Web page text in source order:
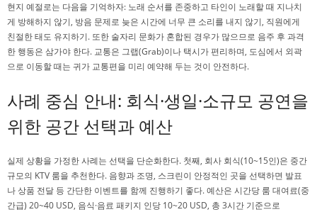
현지 예절로는 다음을 기억하자: 노래 순서를 존중하고 타인이 노래할 때 지나치
게 방해하지 않기, 방음 문제로 늦은 시간에 너무 큰 소리를 내지 않기, 직원에게
친절한 태도 유지하기. 또한 술자리 문화가 혼합된 경우가 많으므로 음주 후 과격
한 행동은 삼가야 한다. 교통은 그랩(Grab)이나 택시가 편리하며, 도심에서 외곽
으로 이동할 때는 귀가 교통편을 미리 예약해 두는 것이 안전하다.
사례 중심 안내: 회식·생일·소규모 공연을
위한 공간 선택과 예산
실제 상황을 가정한 사례는 선택을 단순화한다. 첫째, 회사 회식(10~15인)은 중간
규모의 KTV 룸을 추천한다. 음향과 조명, 스크린이 안정적인 곳을 선택하면 발표
나 상품 전달 등 간단한 이벤트를 함께 진행하기 좋다. 예산은 시간당 룸 대여료(중
간급) 20~40 USD, 음식·음료 패키지 인당 10~20 USD, 총 3시간 기준으로